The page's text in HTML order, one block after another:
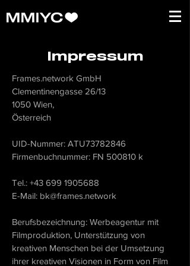
Impressum
Frames.network GmbH
Clementinengasse 26/13
1050 Wien,
Österreich
UID-Nummer: ATU73782846
Firmenbuchnummer: FN 500810 k
Tel.: +43 699 1905688
E-Mail: bk@frames.network
Berufsbezeichnung: Werbeagentur mit
Filmproduktion, Unterstützung von
kreativen Menschen bei der Umsetzung
ihrer kreativen Visionen in Form von Film